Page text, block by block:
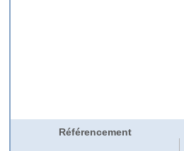
Référencement